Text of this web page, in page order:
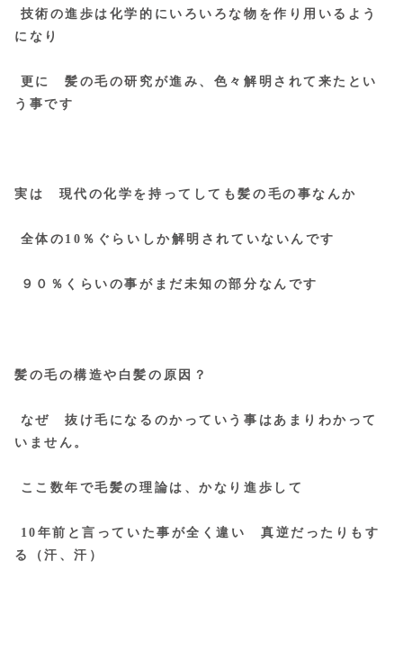
技術の進歩は化学的にいろいろな物を作り用いるよう
になり
更に 髪の毛の研究が進み、色々解明されて来たとい
う事です
実は 現代の化学を持ってしても髪の毛の事なんか
全体の10％ぐらいしか解明されていないんです
９０％くらいの事がまだ未知の部分なんです
髪の毛の構造や白髪の原因？
なぜ 抜け毛になるのかっていう事はあまりわかって
いません。
ここ数年で毛髪の理論は、かなり進歩して
10年前と言っていた事が全く違い 真逆だったりもす
る（汗、汗）